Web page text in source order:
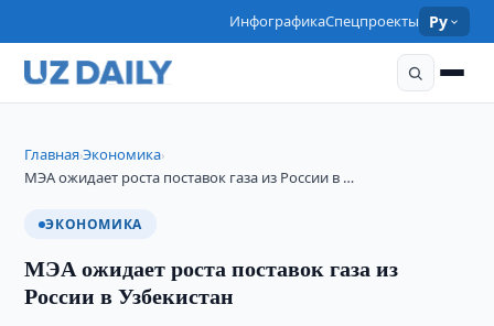
ИнфографикаСпецпроекты Ру
Главная›Экономика›
МЭА ожидает роста поставок газа из России в …
ЭКОНОМИКА
МЭА ожидает роста поставок газа из
России в Узбекистан